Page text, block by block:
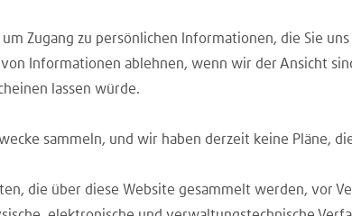
Zugang zu persönlichen Informationen, die Sie
Informationen ablehnen, wenn wir der Ansicht
lassen würde.
sammeln, und wir haben derzeit keine Pläne,
die über diese Website gesammelt werden, vor